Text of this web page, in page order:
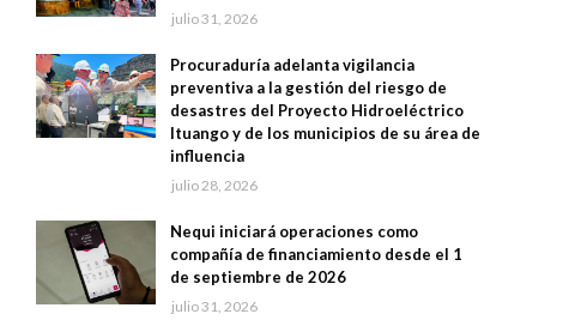
julio 31, 2026
Procuraduría adelanta vigilancia
preventiva a la gestión del riesgo de
desastres del Proyecto Hidroeléctrico
Ituango y de los municipios de su área de
influencia
julio 28, 2026
Nequi iniciará operaciones como
compañía de financiamiento desde el 1
de septiembre de 2026
julio 31, 2026